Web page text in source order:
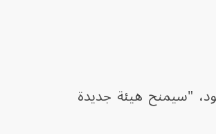
"سيمنح هيئة جديدة